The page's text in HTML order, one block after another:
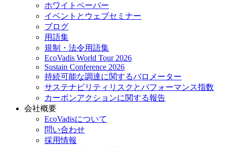
ホワイトペーパー
イベントとウェブセミナー
ブログ
用語集
規制・法令用語集
EcoVadis World Tour 2026
Sustain Conference 2026
持続可能な調達に関するバロメーター
サステナビリティリスクとパフォーマンス指数
カーボンアクションに関する報告
会社概要
EcoVadisについて
問い合わせ
採用情報